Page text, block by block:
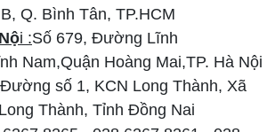
Q. Bình Tân, TP.HCM
i :Số 679, Đường Lĩnh
Nam,Quận Hoàng Mai,TP. Hà Nội
Đường số 1, KCN Long Thành, Xã
Thành, Tỉnh Đồng Nai